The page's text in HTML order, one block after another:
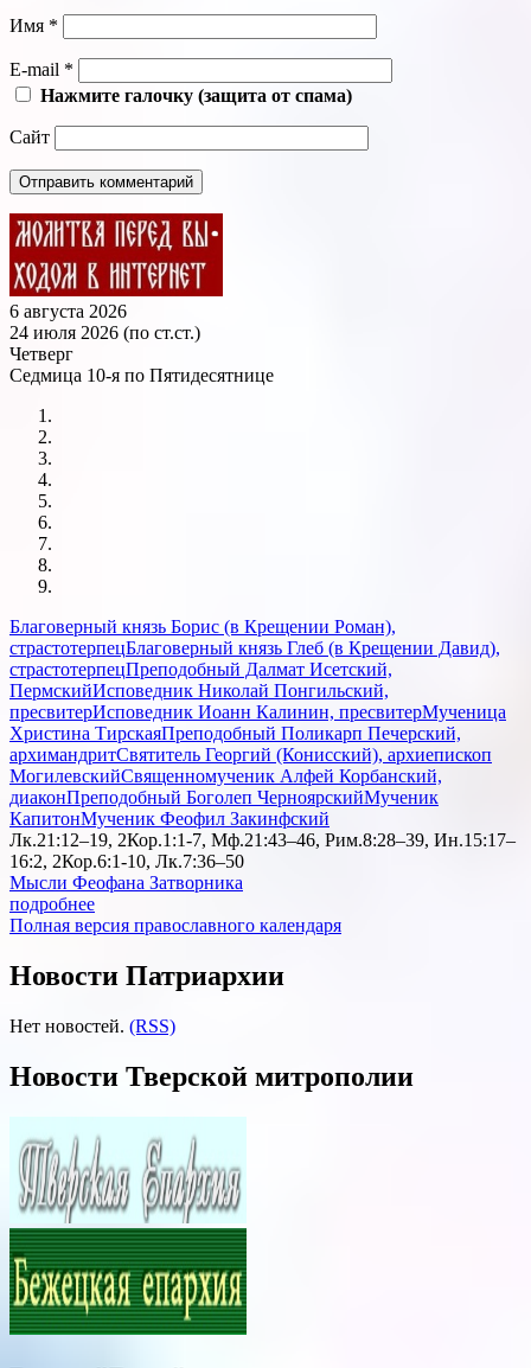
Имя *
E-mail *
Нажмите галочку (защита от спама)
Сайт
6 августа 2026
24 июля 2026 (по ст.ст.)
Четверг
Седмица 10-я по Пятидесятнице
Благоверный князь Борис (в Крещении Роман),
страстотерпецБлаговерный князь Глеб (в Крещении Давид),
страстотерпецПреподобный Далмат Исетский,
ПермскийИсповедник Николай Понгильский,
пресвитерИсповедник Иоанн Калинин, пресвитерМученица
Христина ТирскаяПреподобный Поликарп Печерский,
архимандритСвятитель Георгий (Конисский), архиепископ
МогилевскийСвященномученик Алфей Корбанский,
диаконПреподобный Боголеп ЧерноярскийМученик
КапитонМученик Феофил Закинфский
Лк.21:12–19, 2Кор.1:1-7, Мф.21:43–46, Рим.8:28–39, Ин.15:17–
16:2, 2Кор.6:1-10, Лк.7:36–50
Мысли Феофана Затворника
подробнее
Полная версия православного календаря
Новости Патриархии
Нет новостей. (RSS)
Новости Тверской митрополии